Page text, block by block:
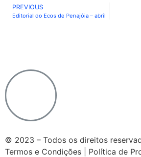
PREVIOUS
Editorial do Ecos de Penajóia – abril
© 2023 – Todos os direitos
Termos e Condições | Política de